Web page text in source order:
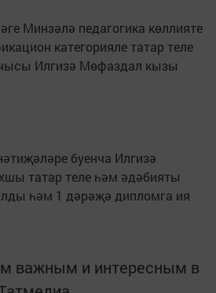
Минзәлә педагогика көллияте
категорияле татар теле
Илгизә Мөфаздал кызы
буенча Илгизә
татар теле һәм әдәбияты
һәм 1 дәрәҗә дипломга ия
важным и интересным в